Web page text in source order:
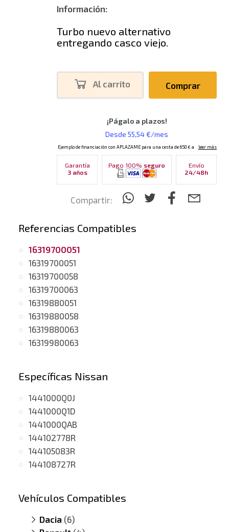
Información:
Turbo nuevo alternativo
entregando casco viejo.
Al carrito Comprar
Garantía
3 años
Pago 100% seguro
Envío
24/48h
Compartir:
Referencias Compatibles
16319700051
16319700051
16319700058
16319700063
16319880051
16319880058
16319880063
16319980063
Específicas Nissan
1441000Q0J
1441000Q1D
1441000QAB
144102778R
144105083R
144108727R
Vehículos Compatibles
Dacia (6)